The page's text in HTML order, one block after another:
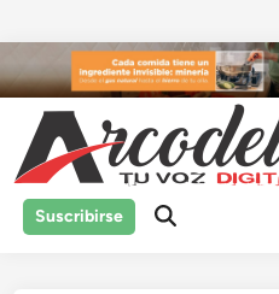
al
contenido
Suscribirse